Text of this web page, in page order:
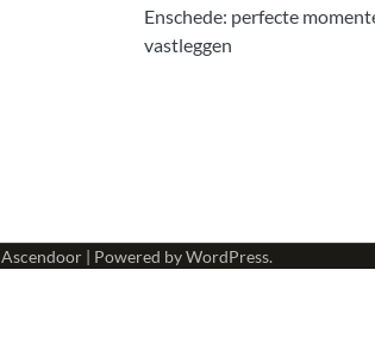
Enschede: perfecte
vastleggen
Ascendoor| Powered byWordPress.